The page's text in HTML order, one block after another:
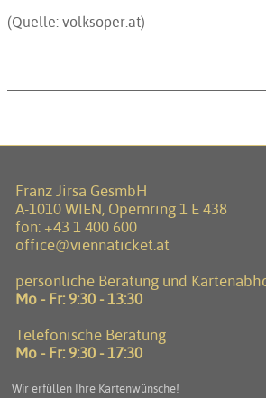
(Quelle: volksoper.at)
Franz Jirsa GesmbH
A-1010 WIEN, Opernring 1 E 438
fon: +43 1 400 600
office@viennaticket.at
persönliche Beratung und
Mo - Fr: 9:30 - 13:30
Telefonische Beratung
Mo - Fr: 9:30 - 17:30
Wir erfüllen Ihre Kartenwünsche!